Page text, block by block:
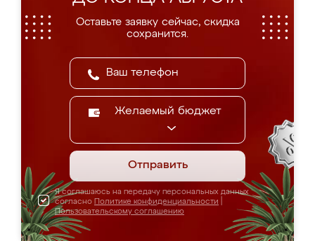
Оставьте заявку сейчас, скидка
сохранится.
Желаемый бюджет
Отправить
Я соглашаюсь на передачу персональных данных
согласно Политике конфиденциальности
Пользовательскому соглашению